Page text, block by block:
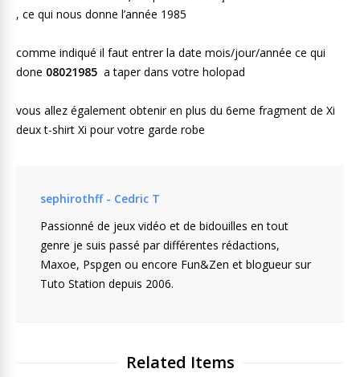
, ce qui nous donne l’année 1985
comme indiqué il faut entrer la date mois/jour/année ce qui
done 08021985 a taper dans votre holopad
vous allez également obtenir en plus du 6eme fragment de Xi
deux t-shirt Xi pour votre garde robe
sephirothff - Cedric T
Passionné de jeux vidéo et de bidouilles en tout
genre je suis passé par différentes rédactions,
Maxoe, Pspgen ou encore Fun&Zen et blogueur sur
Tuto Station depuis 2006.
Related Items